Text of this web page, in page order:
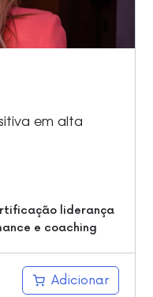
em alta
liderança
e coaching
Adicionar